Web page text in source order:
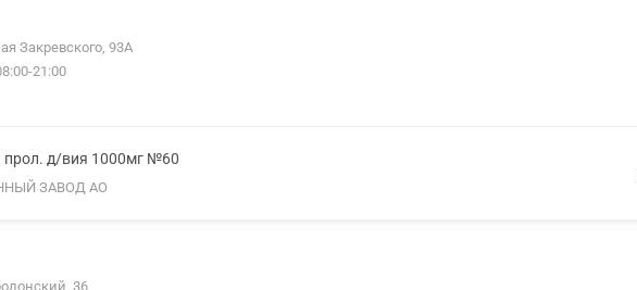
Закревского, 93А
21:00
прол. д/вия 1000мг №60
ЗАВОД АО
36